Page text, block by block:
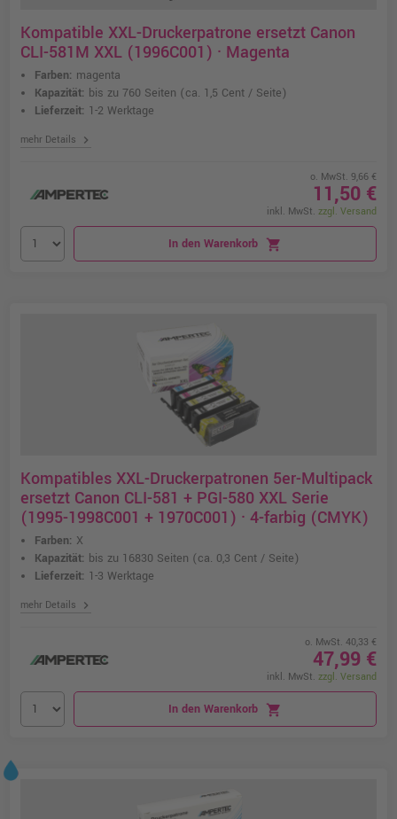
Kompatible XXL-Druckerpatrone ersetzt Canon
CLI-581M XXL (1996C001) · Magenta
Farben: magenta
Kapazität: bis zu 760 Seiten (ca. 1,5 Cent / Seite)
Lieferzeit: 1-2 Werktage
mehr Details chevron_right
o. MwSt. 9,66 €
11,50 €
inkl. MwSt. zzgl. Versand
In den Warenkorb shopping_cart
Kompatibles XXL-Druckerpatronen 5er-Multipack
ersetzt Canon CLI-581 + PGI-580 XXL Serie
(1995-1998C001 + 1970C001) · 4-farbig (CMYK)
Farben: X
Kapazität: bis zu 16830 Seiten (ca. 0,3 Cent / Seite)
Lieferzeit: 1-3 Werktage
mehr Details chevron_right
o. MwSt. 40,33 €
47,99 €
inkl. MwSt. zzgl. Versand
In den Warenkorb shopping_cart